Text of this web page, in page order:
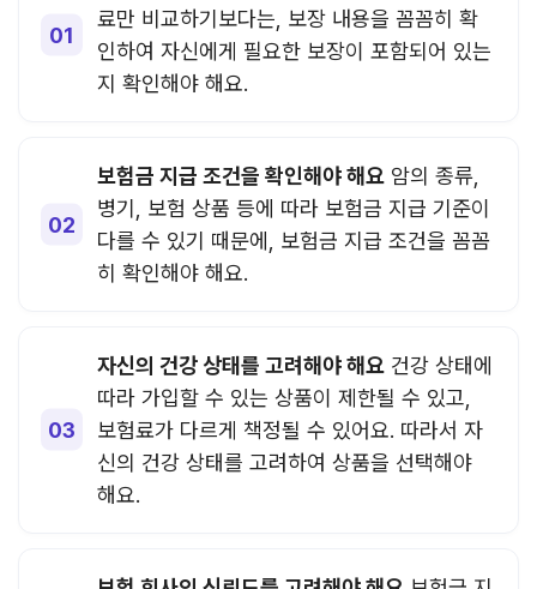
료만 비교하기보다는, 보장 내용을 꼼꼼히 확
인하여 자신에게 필요한 보장이 포함되어 있는
지 확인해야 해요.
보험금 지급 조건을 확인해야 해요 암의 종류,
병기, 보험 상품 등에 따라 보험금 지급 기준이
다를 수 있기 때문에, 보험금 지급 조건을 꼼꼼
히 확인해야 해요.
자신의 건강 상태를 고려해야 해요 건강 상태에
따라 가입할 수 있는 상품이 제한될 수 있고,
보험료가 다르게 책정될 수 있어요. 따라서 자
신의 건강 상태를 고려하여 상품을 선택해야
해요.